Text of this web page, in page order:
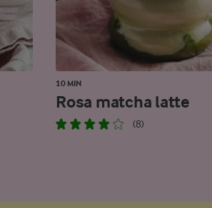
10 MIN
Rosa matcha latte
(8)